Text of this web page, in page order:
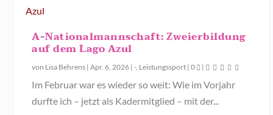
A-Nationalmannschaft: Zweierbildung
auf dem Lago Azul
von Lisa Behrens |Apr. 6, 2026 |-, Leistungssport |0 |
Im Februar war es wieder so weit: Wie im Vorjahr
durfte ich – jetzt als Kadermitglied – mit der...